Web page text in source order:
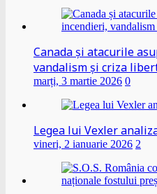
Canada și atacurile
vandalism și criza
marți, 3 martie 2026 0
Legea lui Vexler
vineri, 2 ianuarie 2026 2